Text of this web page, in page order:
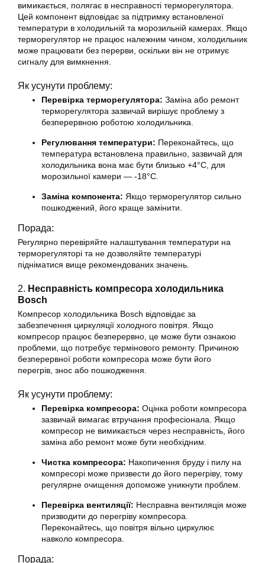
вимикається, полягає в несправності терморегулятора.
Цей компонент відповідає за підтримку встановленої
температури в холодильній та морозильній камерах. Якщо
терморегулятор не працює належним чином, холодильник
може працювати без перерви, оскільки він не отримує
сигналу для вимкнення.
Як усунути проблему:
Перевірка терморегулятора: Заміна або ремонт
терморегулятора зазвичай вирішує проблему з
безперервною роботою холодильника.
Регулювання температури: Переконайтесь, що
температура встановлена правильно, зазвичай для
холодильника вона має бути близько +4°C, для
морозильної камери — -18°C.
Заміна компонента: Якщо терморегулятор сильно
пошкоджений, його краще замінити.
Порада:
Регулярно перевіряйте налаштування температури на
терморегуляторі та не дозволяйте температурі
підніматися вище рекомендованих значень.
2. Несправність компресора холодильника
Bosch
Компресор холодильника Bosch відповідає за
забезпечення циркуляції холодного повітря. Якщо
компресор працює безперервно, це може бути ознакою
проблеми, що потребує термінового ремонту. Причиною
безперервної роботи компресора може бути його
перегрів, знос або пошкодження.
Як усунути проблему:
Перевірка компресора: Оцінка роботи компресора
зазвичай вимагає втручання професіонала. Якщо
компресор не вимикається через несправність, його
заміна або ремонт може бути необхідним.
Чистка компресора: Накопичення бруду і пилу на
компресорі може призвести до його перегріву, тому
регулярне очищення допоможе уникнути проблем.
Перевірка вентиляції: Несправна вентиляція може
призводити до перегріву компресора.
Переконайтесь, що повітря вільно циркулює
навколо компресора.
Порада: